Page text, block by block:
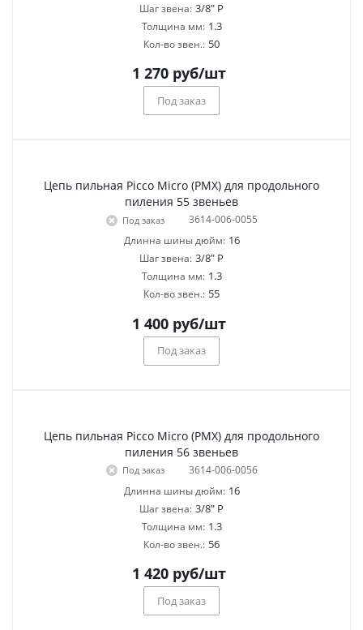
Шаг звена: 3/8" P
Толщина мм: 1.3
Кол-во звен.: 50
1 270руб/шт
Под заказ
Цепь пильная Picco Micro (PMX) для продольного
пиления 55 звеньев
Под заказ
3614-006-0055
Длинна шины дюйм: 16
Шаг звена: 3/8" P
Толщина мм: 1.3
Кол-во звен.: 55
1 400руб/шт
Под заказ
Цепь пильная Picco Micro (PMX) для продольного
пиления 56 звеньев
Под заказ
3614-006-0056
Длинна шины дюйм: 16
Шаг звена: 3/8" P
Толщина мм: 1.3
Кол-во звен.: 56
1 420руб/шт
Под заказ